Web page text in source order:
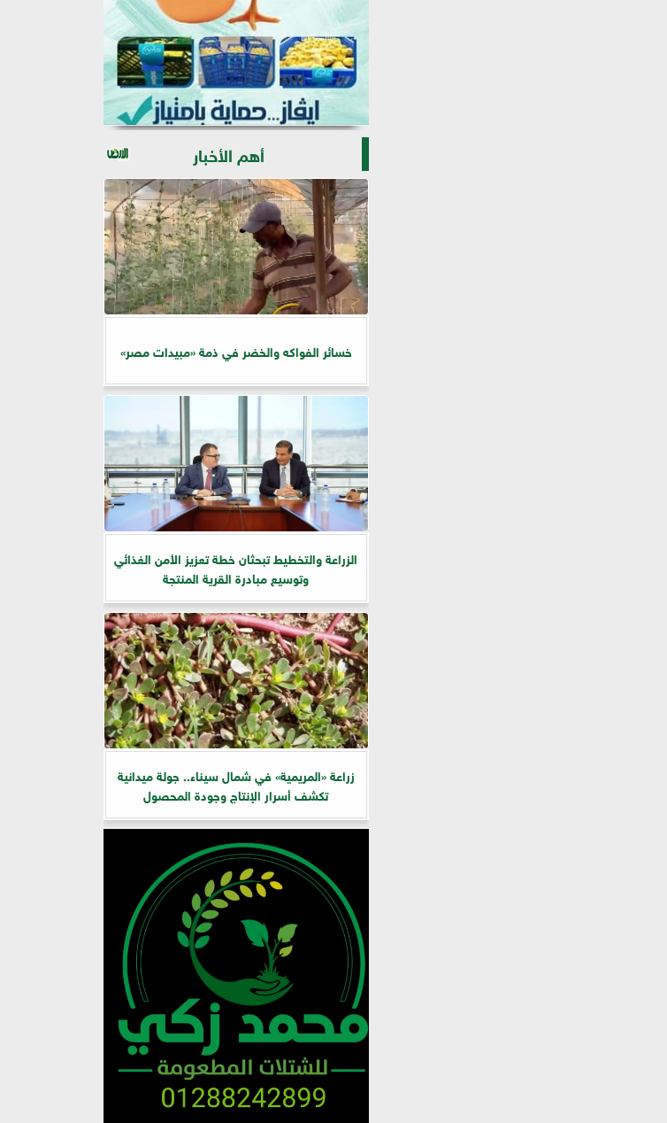
أهم الأخبار
خسائر الفواكه والخضر في ذمة «مبيدات مصر»
الزراعة والتخطيط تبحثان خطة تعزيز الأمن الغذائي
وتوسيع مبادرة القرية المنتجة
زراعة «المريمية» في شمال سيناء.. جولة ميدانية
تكشف أسرار الإنتاج وجودة المحصول